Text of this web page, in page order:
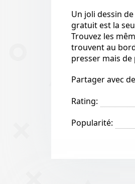
Un joli dessin
gratuit est la
Trouvez les
trouvent au
presser mais
Partager avec
Rating:
Popularité: